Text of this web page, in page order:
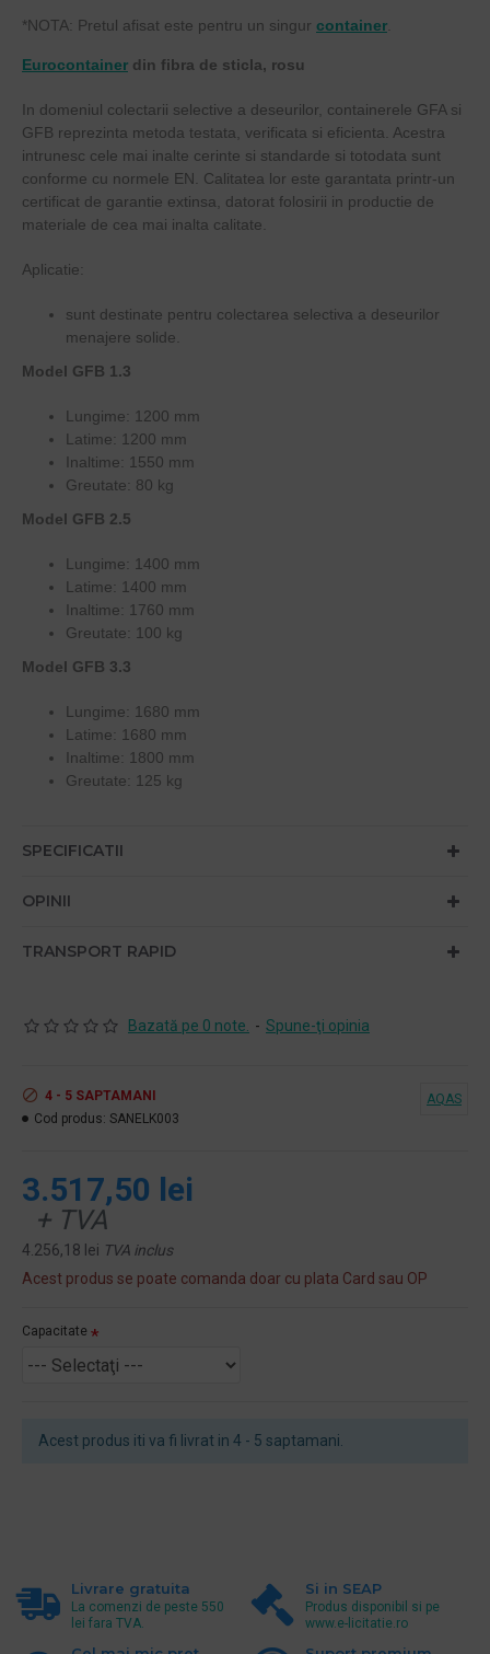
*NOTA: Pretul afisat este pentru un singur container
Eurocontainer din fibra de sticla, rosu
In domeniul colectarii selective a deseurilor, containerele GFA si
GFB reprezinta metoda testata, verificata si eficienta. Acestra
intrunesc cele mai inalte cerinte si standarde si totodata sunt
conforme cu normele EN. Calitatea lor este garantata printr-un
certificat de garantie extinsa, datorat folosirii in productie de
materiale de cea mai inalta calitate.
Aplicatie:
sunt destinate pentru colectarea selectiva a deseurilor
menajere solide.
Model GFB 1.3
Lungime: 1200 mm
Latime: 1200 mm
Inaltime: 1550 mm
Greutate: 80 kg
Model GFB 2.5
Lungime: 1400 mm
Latime: 1400 mm
Inaltime: 1760 mm
Greutate: 100 kg
Model GFB 3.3
Lungime: 1680 mm
Latime: 1680 mm
Inaltime: 1800 mm
Greutate: 125 kg
SPECIFICATII
OPINII
TRANSPORT RAPID
Acest produs iti va fi livrat in 4 - 5 saptamani.
Bazată pe 0 note. - Spune-ţi opinia
3.517,50 lei
+ TVA
4.256,18 lei TVA inclus
Acest produs se poate comanda doar cu plata Card sau OP
4 - 5 SAPTAMANI
Cod produs: SANELK003
AQAS
Capacitate
Livrare gratuita
La comenzi de peste 550
lei fara TVA.
Si in SEAP
Produs disponibil si pe
www.e-licitatie.ro